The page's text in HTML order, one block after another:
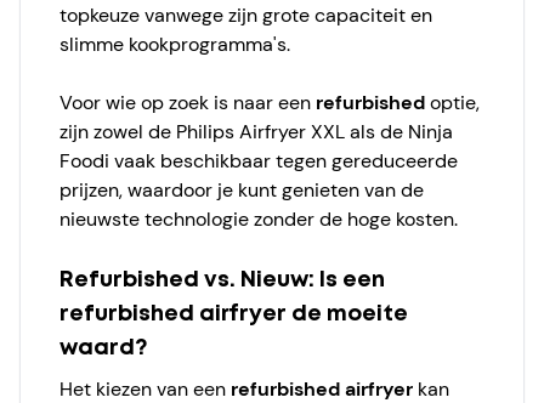
topkeuze vanwege zijn grote capaciteit en
slimme kookprogramma's.
Voor wie op zoek is naar een refurbishedoptie,
zijn zowel de Philips Airfryer XXL als de Ninja
Foodi vaak beschikbaar tegen gereduceerde
prijzen, waardoor je kunt genieten van de
nieuwste technologie zonder de hoge kosten.
Refurbished vs. Nieuw: Is een
refurbished airfryer de moeite
waard?
Het kiezen van een refurbished airfryer kan